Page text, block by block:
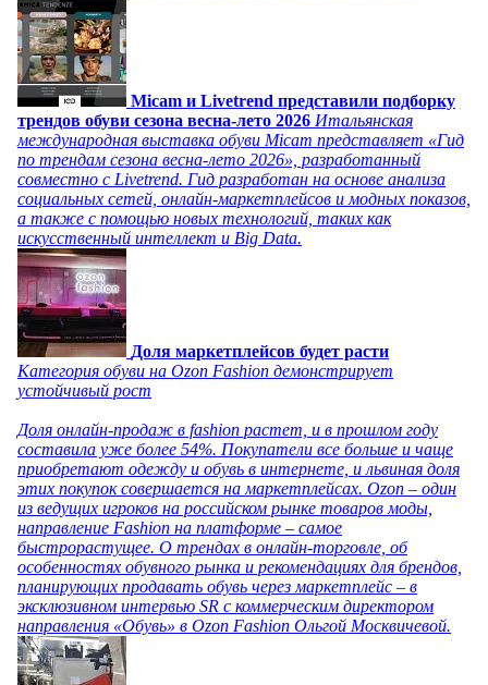
Micam и Livetrend представили подборку
трендов обуви сезона весна-лето 2026 Итальянская
международная выставка обуви Micam представляет «Гид
по трендам сезона весна-лето 2026», разработанный
совместно с Livetrend. Гид разработан на основе анализа
социальных сетей, онлайн-маркетплейсов и модных показов,
а также с помощью новых технологий, таких как
искусственный интеллект и Big Data.
Доля маркетплейсов будет расти
Категория обуви на Ozon Fashion демонстрирует
устойчивый рост
Доля онлайн-продаж в fashion растет, и в прошлом году
составила уже более 54%. Покупатели все больше и чаще
приобретают одежду и обувь в интернете, и львиная доля
этих покупок совершается на маркетплейсах. Ozon – один
из ведущих игроков на российском рынке товаров моды,
направление Fashion на платформе – самое
быстрорастущее. О трендах в онлайн-торговле, об
особенностях обувного рынка и рекомендациях для брендов,
планирующих продавать обувь через маркетплейс – в
эксклюзивном интервью SR с коммерческим директором
направления «Обувь» в Ozon Fashion Ольгой Москвичевой.